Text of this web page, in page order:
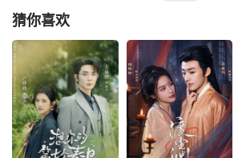
猜你喜欢